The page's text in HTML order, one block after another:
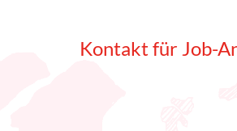
Kontaktfür Job-